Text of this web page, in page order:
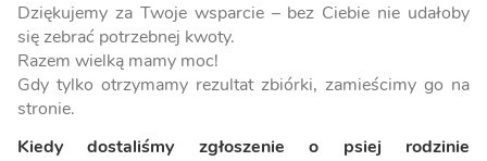
Dziękujemy za Twoje wsparcie – bez Ciebie nie udałoby
się zebrać potrzebnej kwoty.
Razem wielką mamy moc!
Gdy tylko otrzymamy rezultat zbiórki, zamieścimy go na
stronie.
Kiedy dostaliśmy zgłoszenie o psiej rodzinie